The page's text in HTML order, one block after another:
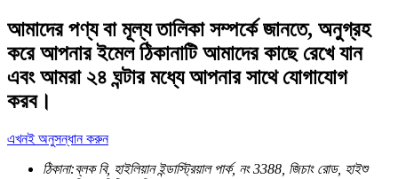
আমাদের পণ্য বা মূল্য তালিকা সম্পর্কে জানতে, অনুগ্রহ
করে আপনার ইমেল ঠিকানাটি আমাদের কাছে রেখে যান
এবং আমরা ২৪ ঘন্টার মধ্যে আপনার সাথে যোগাযোগ
করব।
এখনই অনুসন্ধান করুন
ঠিকানা:ব্লক বি, হাইলিয়ান ইন্ডাস্ট্রিয়াল পার্ক, নং 3388, জিচাং রোড, হাইশু